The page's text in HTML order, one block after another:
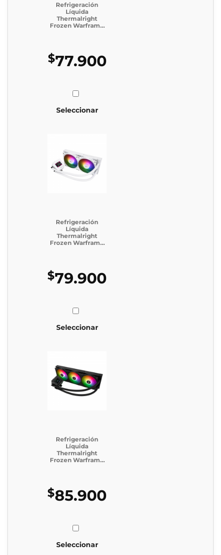
Refrigeración
Líquida
Thermalright
Frozen Warframe
$77.900
Seleccionar
Refrigeración
Líquida
Thermalright
Frozen Warframe
$79.900
Seleccionar
Refrigeración
Líquida
Thermalright
Frozen Warframe
$85.900
Seleccionar